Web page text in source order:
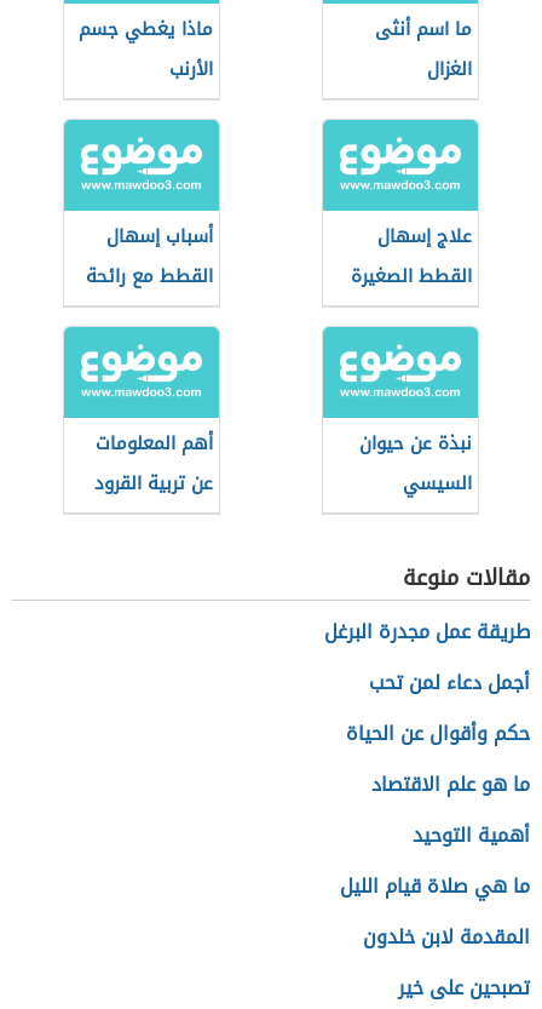
ما اسم أنثى
الغزال
ماذا يغطي جسم
الأرنب
علاج إسهال
القطط الصغيرة
بالنشا
أسباب إسهال
القطط مع رائحة
كريهة
نبذة عن حيوان
السيسي
أهم المعلومات
عن تربية القرود
المنزلية
مقالات منوعة
طريقة عمل مجدرة البرغل
أجمل دعاء لمن تحب
حكم وأقوال عن الحياة
ما هو علم الاقتصاد
أهمية التوحيد
ما هي صلاة قيام الليل
المقدمة لابن خلدون
تصبحين على خير